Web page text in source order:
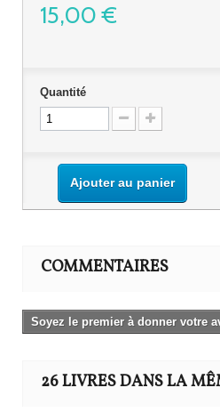
15,00 €
Quantité
Ajouter au panier
COMMENTAIRES
Soyez le premier à donner votre
26 LIVRES DANS LA